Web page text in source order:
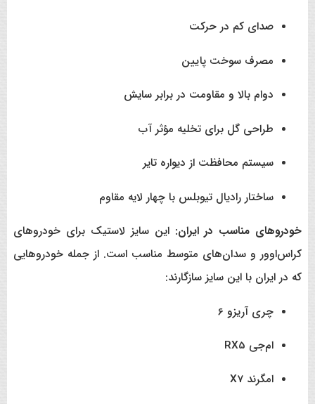
صدای کم در حرکت
مصرف سوخت پایین
دوام بالا و مقاومت در برابر سایش
طراحی گل برای تخلیه مؤثر آب
سیستم محافظت از دیواره تایر
ساختار رادیال تیوبلس با چهار لایه مقاوم
خودروهای مناسب در ایران: این سایز لاستیک برای خودروهای
کراس‌اوور و سدان‌های متوسط مناسب است. از جمله خودروهایی
که در ایران با این سایز سازگارند:
چری آریزو 6
ام‌جی RX5
امگرند X7